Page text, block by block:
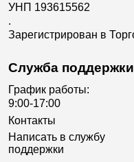
УНП 193615562
.
Зарегистрирован в
Служба поддержки
График работы:
9:00-17:00
Контакты
Написать в службу
поддержки